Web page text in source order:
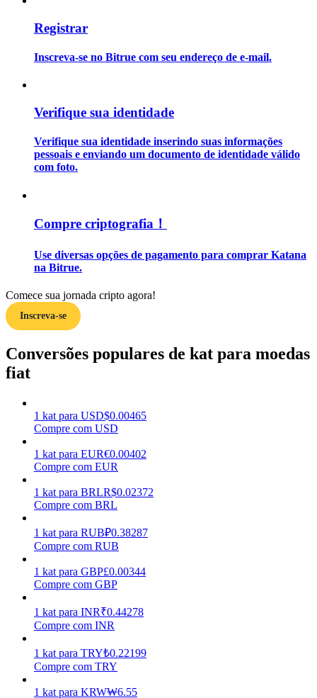
Guia para iniciantes em futuros
Estratégias de negociação
Ganhar
Porquinho poderoso
Ganhe recompensas competitivas diariamente
Registrar
Inscreva-se no Bitrue com seu endereço de e-mail.
Verifique sua identidade
Verifique sua identidade inserindo suas informações
pessoais e enviando um documento de identidade válido
com foto.
Compre criptografia！
Use diversas opções de pagamento para comprar Katana
na Bitrue.
Comece sua jornada cripto agora!
Inscreva-se
Conversões populares de kat para moedas
fiat
1 kat para USD$0.00465
Compre com USD
1 kat para EUR€0.00402
Compre com EUR
1 kat para BRLR$0.02372
Compre com BRL
1 kat para RUB₽0.38287
Compre com RUB
1 kat para GBP£0.00344
Compre com GBP
1 kat para INR₹0.44278
Compre com INR
1 kat para TRY₺0.22199
Compre com TRY
1 kat para KRW₩6.55